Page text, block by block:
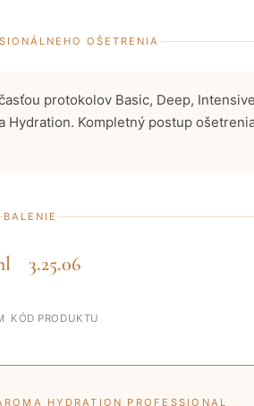
OŠETRENIA
protokolov Basic, Deep,
Hydration. Kompletný postup
BALENIE
3.25.06
KÓD PRODUKTU
HYDRATION PROFESSIONAL